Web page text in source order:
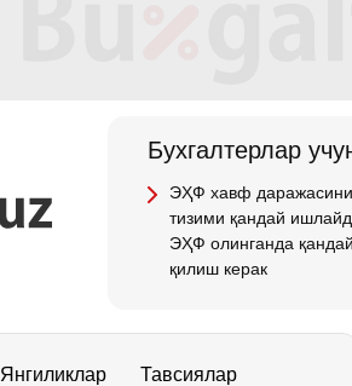
Бухгалтерлар
ЭҲФ хавф
тизими қандай
ЭҲФ олинганда
қилиш керак
Янгиликлар
Тавсиялар